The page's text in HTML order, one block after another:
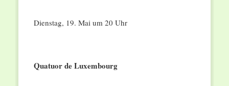
Dienstag, 19. Mai um 20 Uhr
Quatuor de Luxembourg